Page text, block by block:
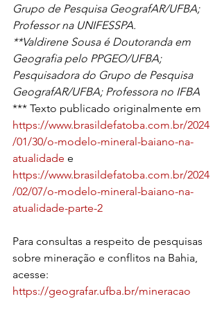
Grupo de Pesquisa GeografAR/UFBA;
Professor na UNIFESSPA.
**Valdirene Sousa é Doutoranda em
Geografia pelo PPGEO/UFBA;
Pesquisadora do Grupo de Pesquisa
GeografAR/UFBA; Professora no IFBA
*** Texto publicado originalmente em
https://www.brasildefatoba.com.br/2024
/01/30/o-modelo-mineral-baiano-na-
atualidade e
https://www.brasildefatoba.com.br/2024
/02/07/o-modelo-mineral-baiano-na-
atualidade-parte-2
Para consultas a respeito de pesquisas
sobre mineração e conflitos na Bahia,
acesse:
https://geografar.ufba.br/mineracao